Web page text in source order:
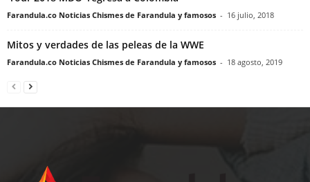
Farandula.co Noticias Chismes de Farandula y famosos - 16 julio, 2018
Mitos y verdades de las peleas de la WWE
Farandula.co Noticias Chismes de Farandula y famosos - 18 agosto, 2019